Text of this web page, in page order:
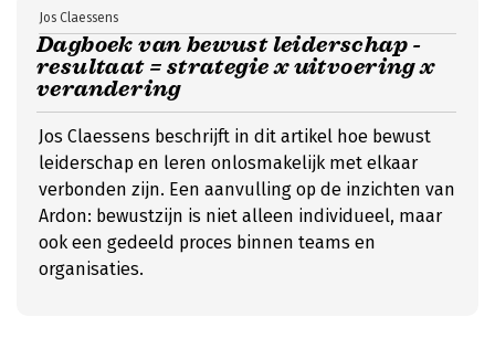
Dagboek van bewust leiderschap -
resultaat = strategie x uitvoering x
verandering
Jos Claessens
Jos Claessens beschrijft in dit artikel hoe bewust
leiderschap en leren onlosmakelijk met elkaar
verbonden zijn. Een aanvulling op de inzichten van
Ardon: bewustzijn is niet alleen individueel, maar
ook een gedeeld proces binnen teams en
organisaties.